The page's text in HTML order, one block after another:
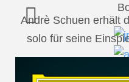
Andrè Schuen erhält
solo für seine